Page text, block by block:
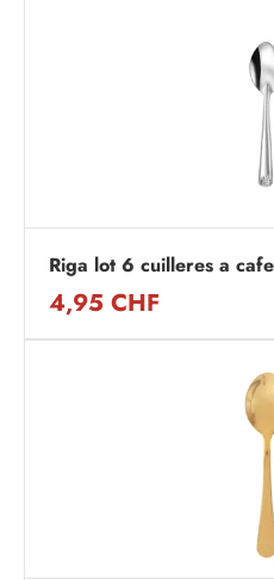
Riga lot 6 cuilleres a
4,95 CHF